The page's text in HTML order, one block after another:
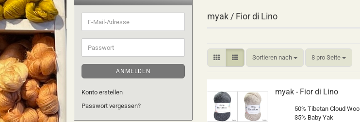
myak / Fior di Lino
Sortieren nach
Sortieren nach 8 pro Seite
pro Seite
myak - Fior di Lino
50% Tibetan Cloud Wool
35% Baby Yak
E-
Mail-
Adresse
Passwort
ANMELDEN
Konto erstellen
Passwort vergessen?